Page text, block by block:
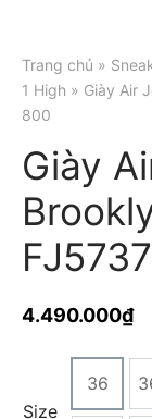
Trang chủ »
1 High » Giày Air
800
Giày
4.490.000₫
Size
36